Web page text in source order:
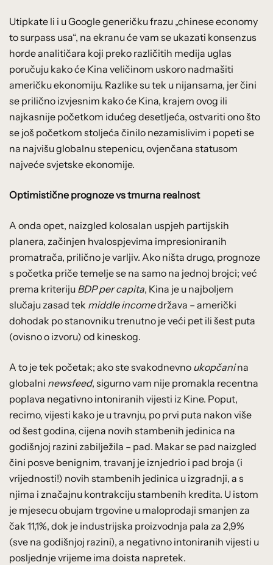
Utipkate li i u Google generičku frazu „chinese economy
to surpass usa“, na ekranu će vam se ukazati konsenzus
horde analitičara koji preko različitih medija uglas
poručuju kako će Kina veličinom uskoro nadmašiti
američku ekonomiju. Razlike su tek u nijansama, jer čini
se prilično izvjesnim kako će Kina, krajem ovog ili
najkasnije početkom idućeg desetljeća, ostvariti ono što
se još početkom stoljeća činilo nezamislivim i popeti se
na najvišu globalnu stepenicu, ovjenčana statusom
najveće svjetske ekonomije.
Optimistične prognoze vs tmurna realnost
A onda opet, naizgled kolosalan uspjeh partijskih
planera, začinjen hvalospjevima impresioniranih
promatrača, prilično je varljiv. Ako ništa drugo, prognoze
s početka priče temelje se na samo na jednoj brojci; već
prema kriteriju BDP per capita, Kina je u najboljem
slučaju zasad tek middle incomedržava – američki
dohodak po stanovniku trenutno je veći pet ili šest puta
(ovisno o izvoru) od kineskog.
A to je tek početak; ako ste svakodnevno ukopčanina
globalni newsfeed, sigurno vam nije promakla recentna
poplava negativno intoniranih vijesti iz Kine. Poput,
recimo, vijesti kako je u travnju, po prvi puta nakon više
od šest godina, cijena novih stambenih jedinica na
godišnjoj razini zabilježila – pad. Makar se pad naizgled
čini posve benignim, travanj je iznjedrio i pad broja (i
vrijednosti!) novih stambenih jedinica u izgradnji, a s
njima i značajnu kontrakciju stambenih kredita. U istom
je mjesecu obujam trgovine u maloprodaji smanjen za
čak 11,1%, dok je industrijska proizvodnja pala za 2,9%
(sve na godišnjoj razini), a negativno intoniranih vijesti u
posljednje vrijeme ima doista napretek.